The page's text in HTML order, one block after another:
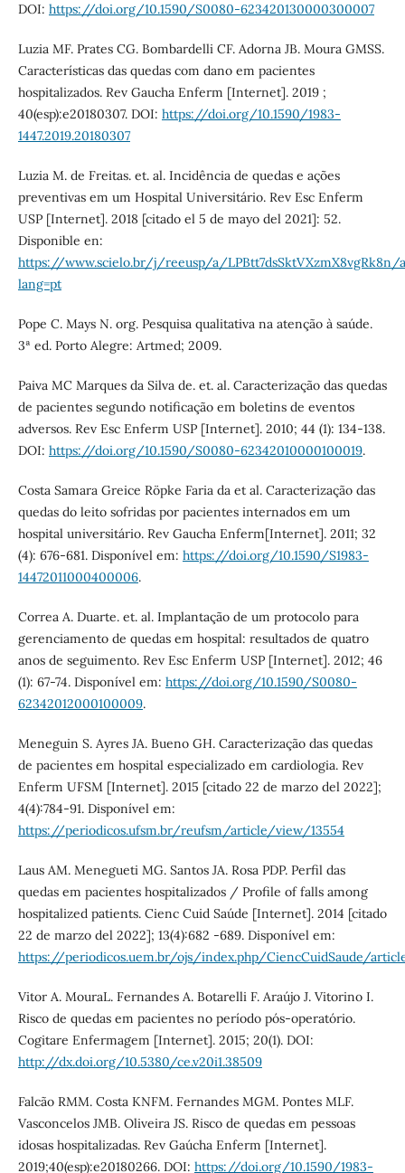
DOI: https://doi.org/10.1590/S0080-623420130000300007
Luzia MF. Prates CG. Bombardelli CF. Adorna JB. Moura GMSS.
Características das quedas com dano em pacientes
hospitalizados. Rev Gaucha Enferm [Internet]. 2019 ;
40(esp):e20180307. DOI: https://doi.org/10.1590/1983-
1447.2019.20180307
Luzia M. de Freitas. et. al. Incidência de quedas e ações
preventivas em um Hospital Universitário. Rev Esc Enferm
USP [Internet]. 2018 [citado el 5 de mayo del 2021]: 52.
Disponible en:
https://www.scielo.br/j/reeusp/a/LPBtt7dsSktVXzmX8vgRk8n/
lang=pt
Pope C. Mays N. org. Pesquisa qualitativa na atenção à saúde.
3ª ed. Porto Alegre: Artmed; 2009.
Paiva MC Marques da Silva de. et. al. Caracterização das quedas
de pacientes segundo notificação em boletins de eventos
adversos. Rev Esc Enferm USP [Internet]. 2010; 44 (1): 134-138.
DOI: https://doi.org/10.1590/S0080-62342010000100019.
Costa Samara Greice Röpke Faria da et al. Caracterização das
quedas do leito sofridas por pacientes internados em um
hospital universitário. Rev Gaucha Enferm[Internet]. 2011; 32
(4): 676-681. Disponível em: https://doi.org/10.1590/S1983-
14472011000400006.
Correa A. Duarte. et. al. Implantação de um protocolo para
gerenciamento de quedas em hospital: resultados de quatro
anos de seguimento. Rev Esc Enferm USP [Internet]. 2012; 46
(1): 67-74. Disponível em: https://doi.org/10.1590/S0080-
62342012000100009.
Meneguin S. Ayres JA. Bueno GH. Caracterização das quedas
de pacientes em hospital especializado em cardiologia. Rev
Enferm UFSM [Internet]. 2015 [citado 22 de marzo del 2022];
4(4):784-91. Disponível em:
https://periodicos.ufsm.br/reufsm/article/view/13554
Laus AM. Menegueti MG. Santos JA. Rosa PDP. Perfil das
quedas em pacientes hospitalizados / Profile of falls among
hospitalized patients. Cienc Cuid Saúde [Internet]. 2014 [citado
22 de marzo del 2022]; 13(4):682 -689. Disponível em:
https://periodicos.uem.br/ojs/index.php/CiencCuidSaude/
Vitor A. MouraL. Fernandes A. Botarelli F. Araújo J. Vitorino I.
Risco de quedas em pacientes no período pós-operatório.
Cogitare Enfermagem [Internet]. 2015; 20(1). DOI:
http://dx.doi.org/10.5380/ce.v20i1.38509
Falcão RMM. Costa KNFM. Fernandes MGM. Pontes MLF.
Vasconcelos JMB. Oliveira JS. Risco de quedas em pessoas
idosas hospitalizadas. Rev Gaúcha Enferm [Internet].
2019;40(esp):e20180266. DOI: https://doi.org/10.1590/1983-